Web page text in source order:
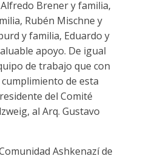
Brener y familia,
Rubén Mischne y
y familia, Eduardo y
apoyo. De igual
de trabajo que con
de esta
del Comité
al Arq. Gustavo
Ashkenazí de